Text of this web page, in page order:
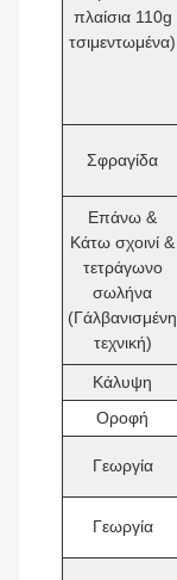
πλαίσια 110g
τσιμεντωμένα)
Σφραγίδα
Επάνω &
Κάτω σχοινί &
τετράγωνο
σωλήνα
(Γάλβανισμένη
τεχνική)
Κάλυψη
Οροφή
Γεωργία
Γεωργία